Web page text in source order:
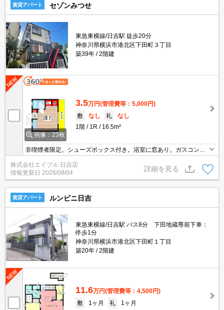
賃貸アパート セゾンみつせ
東急東横線/日吉駅 徒歩20分
神奈川県横浜市港北区下田町３丁目
築39年
2階建
画像：23枚
3.5万円(管理費等：5,000円)
敷
なし 礼
なし
1階
1R 16.5m²
非喫煙者限定。シューズボックス付き。浴室に窓あり。ガスコンロ
月分(税込)。初期費用・家賃カード払い可。引越指定業者あり。礼
金0・敷金0。
株式会社エイブル 日吉店
情報更新日 2026/08/04
詳細を見る
賃貸アパート ルンビニ日吉
東急東横線/日吉駅 バス8分 下田地蔵尊前下車：
停歩1分
神奈川県横浜市港北区下田町１丁目
築20年
2階建
11.6万円(管理費等：4,500円)
敷
1ヶ月 礼
1ヶ月